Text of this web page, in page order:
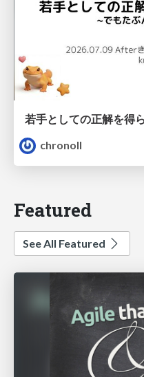
chronoll
Featured
See All Featured